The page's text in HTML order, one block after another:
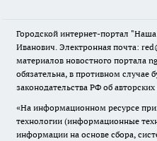
Городской интернет-портал
Иванович. Электронная почта:
материалов новостного портала
обязательна, в противном
законодательства РФ об
«На информационном ресурсе
технологии (информационные
информации на основе сбора,